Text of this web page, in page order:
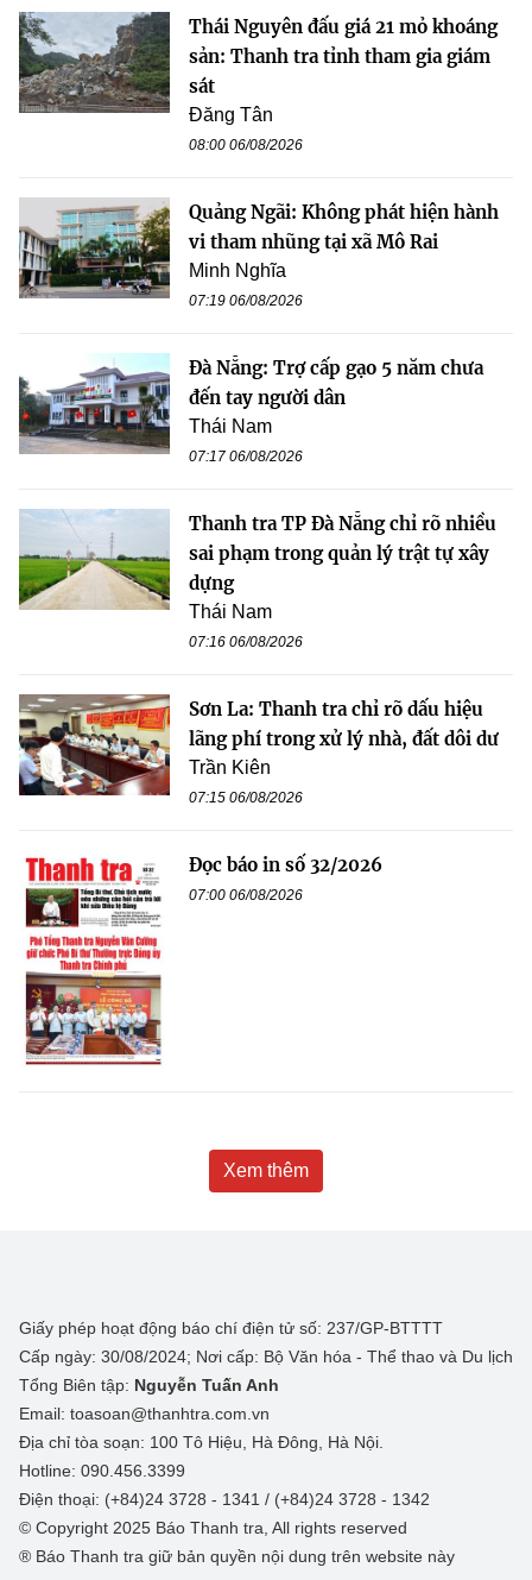
Thái Nguyên đấu giá 21 mỏ khoáng
sản: Thanh tra tỉnh tham gia giám
sát
Đăng Tân
08:00 06/08/2026
Quảng Ngãi: Không phát hiện hành
vi tham nhũng tại xã Mô Rai
Minh Nghĩa
07:19 06/08/2026
Đà Nẵng: Trợ cấp gạo 5 năm chưa
đến tay người dân
Thái Nam
07:17 06/08/2026
Thanh tra TP Đà Nẵng chỉ rõ nhiều
sai phạm trong quản lý trật tự xây
dựng
Thái Nam
07:16 06/08/2026
Sơn La: Thanh tra chỉ rõ dấu hiệu
lãng phí trong xử lý nhà, đất dôi dư
Trần Kiên
07:15 06/08/2026
Đọc báo in số 32/2026
07:00 06/08/2026
Xem thêm
Giấy phép hoạt động báo chí điện tử số: 237/GP-BTTTT
Cấp ngày: 30/08/2024; Nơi cấp: Bộ Văn hóa - Thể thao và Du lịch
Tổng Biên tập: Nguyễn Tuấn Anh
Email: toasoan@thanhtra.com.vn
Địa chỉ tòa soạn: 100 Tô Hiệu, Hà Đông, Hà Nội.
Hotline: 090.456.3399
Điện thoại: (+84)24 3728 - 1341 / (+84)24 3728 - 1342
© Copyright 2025 Báo Thanh tra, All rights reserved
® Báo Thanh tra giữ bản quyền nội dung trên website này